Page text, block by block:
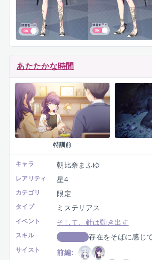
あたたかな時間
特訓前
キャラ 朝比奈まふゆ
レアリティ 星4
カテゴリ 限定
タイプ ミステリアス
イベント そして、針は動き出す
スキル 存在をそばに感じて
サイスト
前編: